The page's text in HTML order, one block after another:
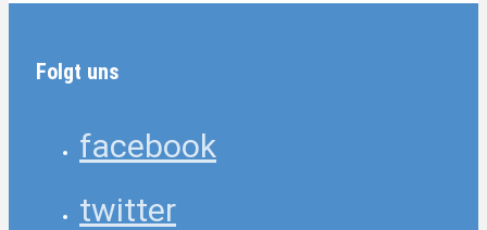
Folgt uns
facebook
twitter